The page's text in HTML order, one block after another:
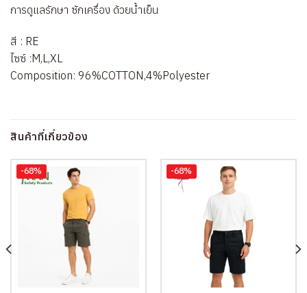
การดูแลรักษา ซักเครื่อง ด้วยน้ำเย็น
สี : RE
ไซซ์ :M,L,XL
Composition: 96%COTTON,4%Polyester
สินค้าที่เกี่ยวข้อง
-68% -68%